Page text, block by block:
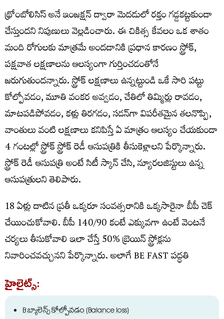
థ్రోంబోలిసిస్ అనే ఇంజక్షన్ ద్వారా మెదడులో రక్తం గడ్డకట్టకుండా
చేస్తుందని నిపుణులు వెల్లడించారు. ఈ చికిత్స కేవలం ఒక శాతం
మంది రోగులకు మాత్రమే అందడానికి ప్రధాన కారణం స్ట్రోక్,
పక్షవాత లక్షణాలను ఆలస్యంగా గుర్తించడంతోనే
జరుగుతుందన్నారు. స్ట్రోక్ లక్షణాలు ఉన్నట్టుండి ఒకే సారి పట్టు
కోల్పోవడం, మూతి వంకర అవ్వడం, చేతిలో తిమ్మిర్లు రావడం,
మాటపడిపోవడం, కళ్లు తిరగడం, సడన్‌గా విపరీతమైన తలనొప్పి,
వాంతులు వంటి లక్షణాలు కనిపిస్తే ఏ మాత్రం ఆలస్యం చేయకుండా
4 గంటల్లో స్ట్రోక్ స్ట్రోక్ రెడీ ఆసుపత్రికి తీసుకెళ్లాలని పేర్కొన్నారు.
స్ట్రోక్ రెడీ ఆసుపత్రి అంటే సిటీ స్కాన్ చేసి, న్యూరలజిస్టులు ఉన్న
ఆసుపత్రులని తెలిపారు.
18 ఏళ్లు దాటిన ప్రతీ ఒక్కరూ సంవత్సరానికి ఒక్కసారైనా బీపీ చెక్
చేయించుకోవాలి. బీపీ 140/90 కంటే ఎక్కువగా ఉంటే వెంటనే
చర్యలు తీసుకోవాలి ఇలా చేస్తే 50% బ్రెయిన్ స్ట్రోక్లను
నివారించవచ్చునని పేర్కొన్నారు. అలాగే BE FAST పద్ధతి
హైలైట్స్:
B బ్యాలెన్స్ కోల్పోవడం (Balance loss)